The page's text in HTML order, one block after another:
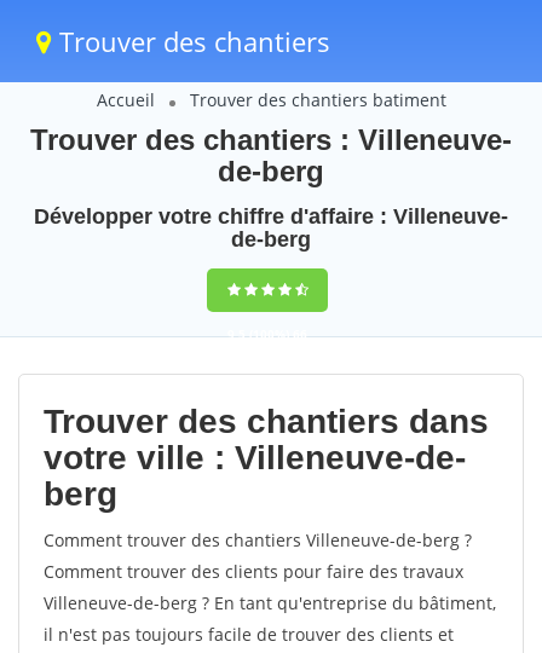
Trouver des chantiers
Accueil Trouver des chantiers batiment
Trouver des chantiers : Villeneuve-
de-berg
Développer votre chiffre d'affaire : Villeneuve-
de-berg
9,5(100%)66
votes
Trouver des chantiers dans
votre ville : Villeneuve-de-
berg
Comment trouver des chantiers Villeneuve-de-berg ?
Comment trouver des clients pour faire des travaux
Villeneuve-de-berg ? En tant qu'entreprise du bâtiment,
il n'est pas toujours facile de trouver des clients et